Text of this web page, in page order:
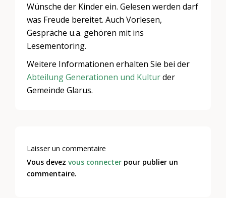
Wünsche der Kinder ein. Gelesen werden darf
was Freude bereitet. Auch Vorlesen,
Gespräche u.a. gehören mit ins
Lesementoring.
Weitere Informationen erhalten Sie bei der
Abteilung Generationen und Kulturder
Gemeinde Glarus.
Laisser un commentaire
Vous devezvous connecter pour publier un
commentaire.